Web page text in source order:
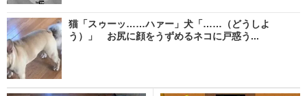
猫「スゥーッ……ハァー」犬「……（どうしよ
う）」 お尻に顔をうずめるネコに戸惑う...